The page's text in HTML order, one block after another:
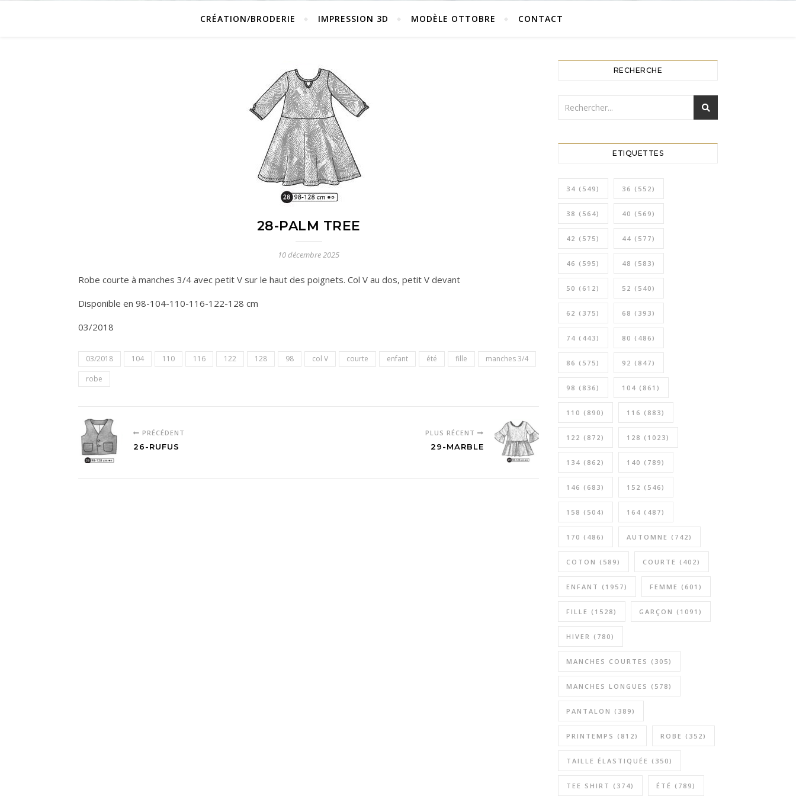
CRÉATION/BRODERIE IMPRESSION 3D MODÈLE OTTOBRE CONTACT
28-PALM TREE
10 décembre 2025
Robe courte à manches 3/4 avec petit V sur le haut des poignets. Col V au dos, petit V devant
Disponible en 98-104-110-116-122-128 cm
03/2018
03/2018 104 110 116 122 128 98 col V courte enfant été fille
manches 3/4
robe
PRÉCÉDENT
26-RUFUS
PLUS RÉCENT
29-MARBLE
RECHERCHE
ETIQUETTES
34 (549) 36 (552)
38 (564) 40 (569)
42 (575) 44 (577)
46 (595) 48 (583)
50 (612) 52 (540)
62 (375) 68 (393)
74 (443) 80 (486)
86 (575) 92 (847)
98 (836) 104 (861)
110 (890) 116 (883)
122 (872) 128 (1023)
134 (862) 140 (789)
146 (683) 152 (546)
158 (504) 164 (487)
170 (486) AUTOMNE (742)
COTON (589) COURTE (402)
ENFANT (1957) FEMME (601)
FILLE (1528) GARÇON (1091)
HIVER (780)
MANCHES COURTES (305)
MANCHES LONGUES (578)
PANTALON (389)
PRINTEMPS (812) ROBE (352)
TAILLE ÉLASTIQUÉE (350)
TEE SHIRT (374) ÉTÉ (789)